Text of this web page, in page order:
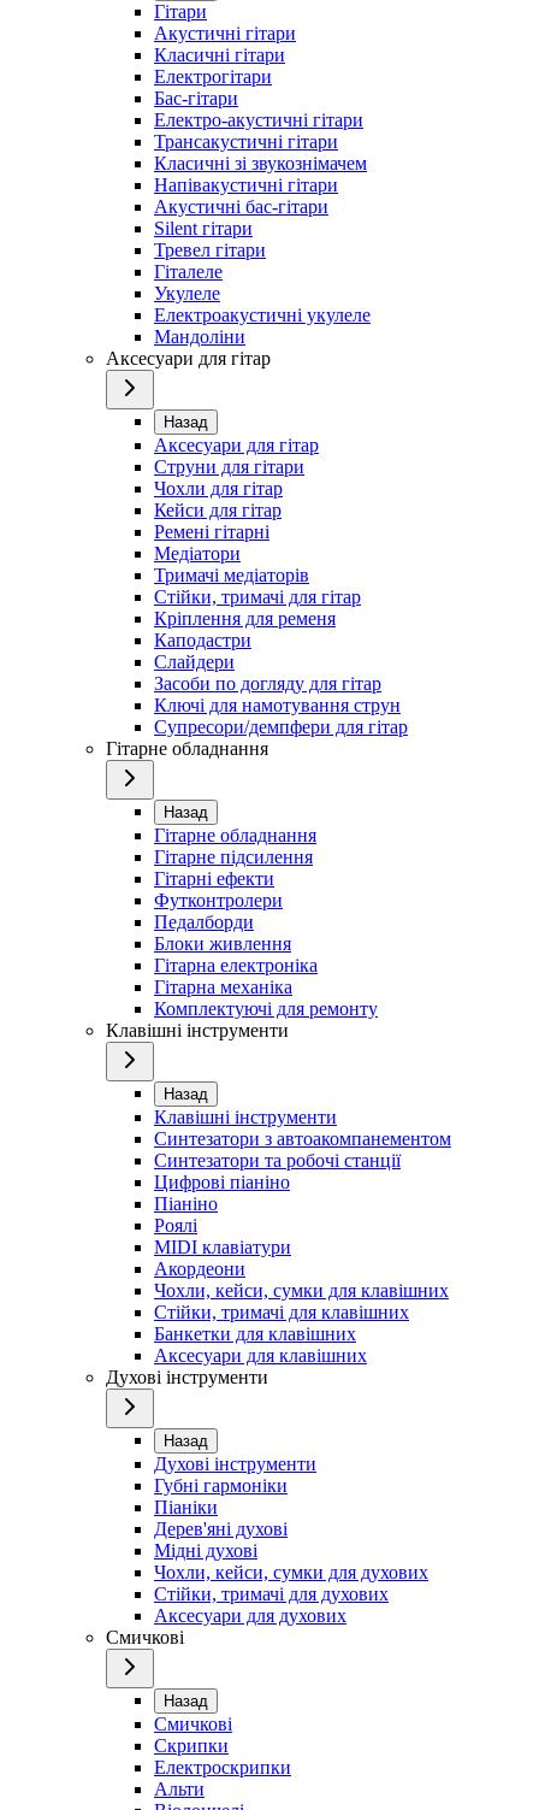
Гітари
Акустичні гітари
Класичні гітари
Електрогітари
Бас-гітари
Електро-акустичні гітари
Трансакустичні гітари
Класичні зі звукознімачем
Напівакустичні гітари
Акустичні бас-гітари
Silent гітари
Тревел гітари
Гіталеле
Укулеле
Електроакустичні укулеле
Мандоліни
Аксесуари для гітар
Назад
Аксесуари для гітар
Струни для гітари
Чохли для гітар
Кейси для гітар
Ремені гітарні
Медіатори
Тримачі медіаторів
Стійки, тримачі для гітар
Кріплення для ременя
Каподастри
Слайдери
Засоби по догляду для гітар
Ключі для намотування струн
Супресори/демпфери для гітар
Гітарне обладнання
Назад
Гітарне обладнання
Гітарне підсилення
Гітарні ефекти
Футконтролери
Педалборди
Блоки живлення
Гітарна електроніка
Гітарна механіка
Комплектуючі для ремонту
Клавішні інструменти
Назад
Клавішні інструменти
Синтезатори з автоакомпанементом
Синтезатори та робочі станції
Цифрові піаніно
Піаніно
Роялі
MIDI клавіатури
Акордеони
Чохли, кейси, сумки для клавішних
Стійки, тримачі для клавішних
Банкетки для клавішних
Аксесуари для клавішних
Духові інструменти
Назад
Духові інструменти
Губні гармоніки
Піаніки
Дерев'яні духові
Мідні духові
Чохли, кейси, сумки для духових
Стійки, тримачі для духових
Аксесуари для духових
Смичкові
Назад
Смичкові
Скрипки
Електроскрипки
Альти